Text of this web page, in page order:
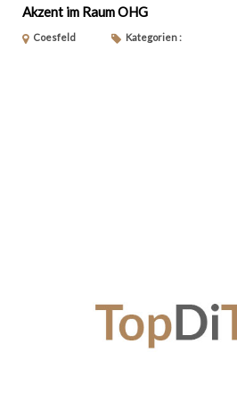
Akzent im Raum OHG
Coesfeld Kategorien :